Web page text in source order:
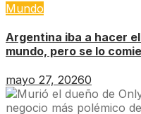
Mundo
Argentina iba a hacer
mundo, pero se lo
mayo 27, 20260